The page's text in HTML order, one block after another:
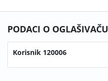
PODACI O OGLAŠIVAČU
Korisnik 120006